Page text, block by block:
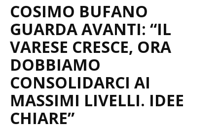
COSIMO BUFANO
GUARDA AVANTI: “IL
VARESE CRESCE, ORA
DOBBIAMO
CONSOLIDARCI AI
MASSIMI LIVELLI. IDEE
CHIARE”